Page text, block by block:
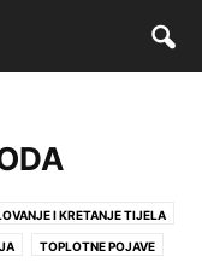
I KRETANJE TIJELA
TOPLOTNE POJAVE